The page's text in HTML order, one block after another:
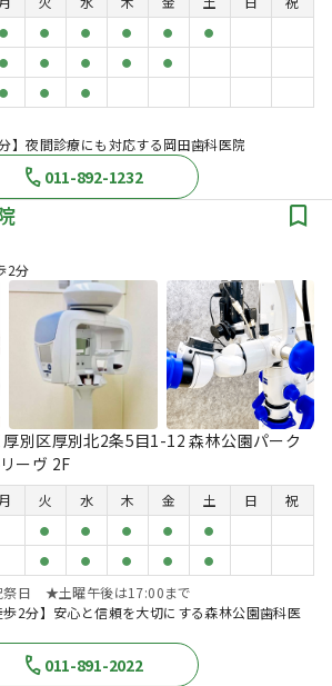
● ● ● ● ● ●
● ● ● ● ●
● ● ●
】夜間診療にも対応する岡田歯科医院
011-892-1232
2分
別区厚別北2条5目1-12 森林公園パーク
ーヴ 2F
月 火 水 木 金 土 日
祝
● ● ● ● ●
● ● ● ● ●
祭日 ★土曜午後は17:00まで
歩2分】安心と信頼を大切にする森林公園歯科医
011-891-2022